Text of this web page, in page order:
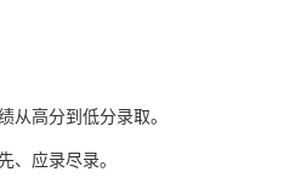
从高分到低分录取。
、应录尽录。